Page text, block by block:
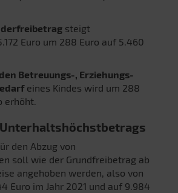
steigt
Euro um 288 Euro auf 5.460
Betreuungs-, Erziehungs-
eines Kindes wird um 288
erhöht.
den Abzug von
soll wie der Grundfreibetrag ab
angehoben werden, also von
Euro im Jahr 2021 und auf 9.984